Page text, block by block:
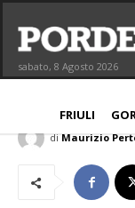
sabato, 8 Agosto 2026
FRIULI
“Bando
NORD EST
di Maurizio